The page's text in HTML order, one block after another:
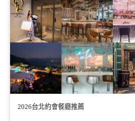
2026台北約會餐廳推薦